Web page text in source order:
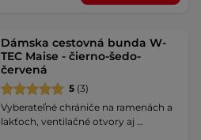
Dámska cestovná bunda W-
TEC Maise - čierno-šedo-
červená
5 (3)
Vyberateľné chrániče na ramenách a
lakťoch, ventilačné otvory aj …